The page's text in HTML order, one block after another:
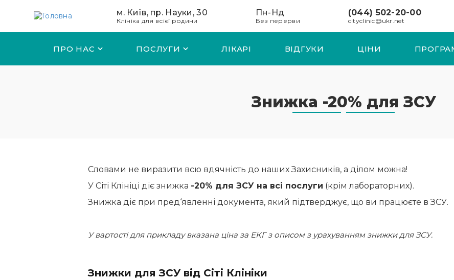
м. Київ, пр. Науки, 30
Клініка для всієї родини
Пн-Нд
Без перерви
(044) 502-20-00
cityclinic@ukr.net
ПРО НАС ПОСЛУГИ ЛІКАРІ ВІДГУКИ ЦІНИ
Знижка -20% для ЗСУ
Словами не виразити всю вдячність до наших Захисників, а ділом можна!
У Сіті Клініці діє знижка -20% для ЗСУ на всі послуги (крім лабораторних).
Знижка діє при пред‘явленні документа, який підтверджує, що ви працюєте в ЗСУ.
У вартості для прикладу вказана ціна за ЕКГ з описом з урахуванням знижки для ЗСУ.
Знижки для ЗСУ від Сіті Клініки